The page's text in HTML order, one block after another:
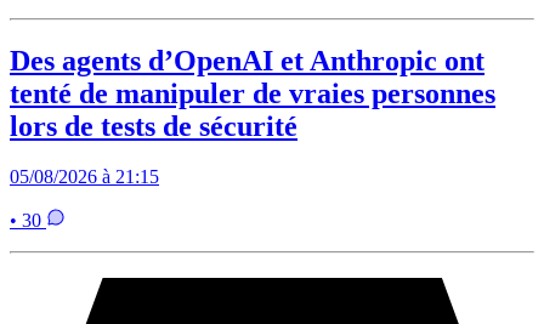
Des agents d’OpenAI et Anthropic ont
tenté de manipuler de vraies personnes
lors de tests de sécurité
05/08/2026 à 21:15
• 30